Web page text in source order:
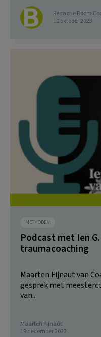
Redactie Boom
10 oktober 2023
METHODEN
Podcast met Ien
traumacoaching
Maarten Fijnaut van
gesprek met
van...
Maarten Fijnaut
19 december 2022